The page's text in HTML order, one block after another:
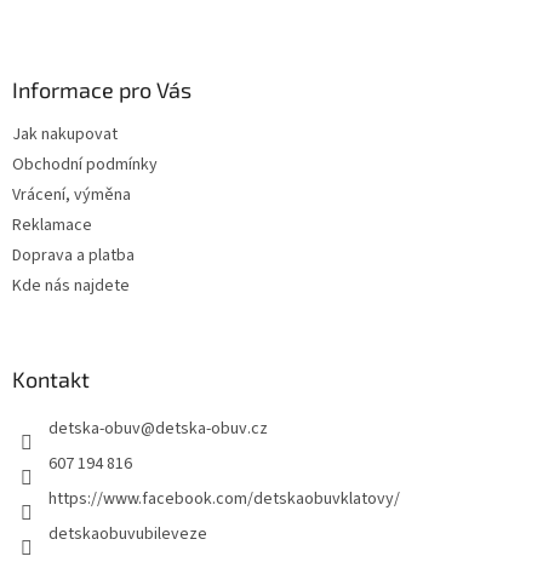
Informace pro Vás
Jak nakupovat
Obchodní podmínky
Vrácení, výměna
Reklamace
Doprava a platba
Kde nás najdete
Kontakt
detska-obuv@detska-obuv.cz
607 194 816
https://www.facebook.com/detskaobuvklatovy/
detskaobuvubileveze